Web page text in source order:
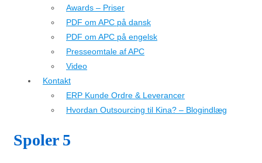
Awards – Priser
PDF om APC på dansk
PDF om APC på engelsk
Presseomtale af APC
Video
Kontakt
ERP Kunde Ordre & Leverancer
Hvordan Outsourcing til Kina? – Blogindlæg
Spoler 5